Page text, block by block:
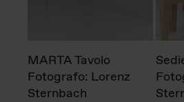
MARTA Tavolo
Fotografo: Lorenz
Sternbach